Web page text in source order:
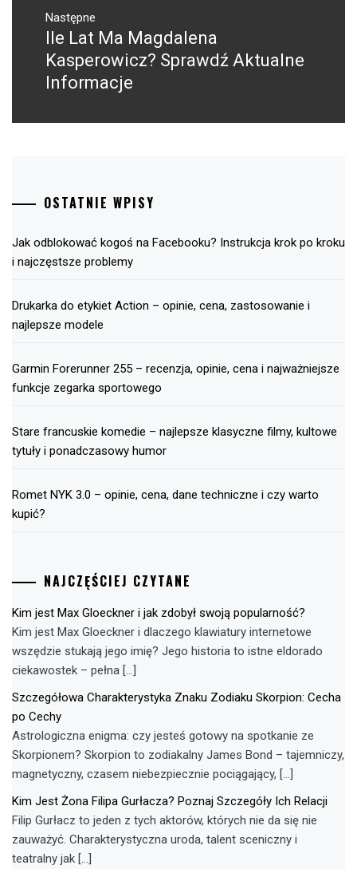
Następne
Następny
post:
Ile Lat Ma Magdalena
Kasperowicz? Sprawdź Aktualne
Informacje
OSTATNIE WPISY
Jak odblokować kogoś na Facebooku? Instrukcja krok po kroku
i najczęstsze problemy
Drukarka do etykiet Action – opinie, cena, zastosowanie i
najlepsze modele
Garmin Forerunner 255 – recenzja, opinie, cena i najważniejsze
funkcje zegarka sportowego
Stare francuskie komedie – najlepsze klasyczne filmy, kultowe
tytuły i ponadczasowy humor
Romet NYK 3.0 – opinie, cena, dane techniczne i czy warto
kupić?
NAJCZĘŚCIEJ CZYTANE
Kim jest Max Gloeckner i jak zdobył swoją popularność?
Kim jest Max Gloeckner i dlaczego klawiatury internetowe
wszędzie stukają jego imię? Jego historia to istne eldorado
ciekawostek – pełna […]
Szczegółowa Charakterystyka Znaku Zodiaku Skorpion: Cecha
po Cechy
Astrologiczna enigma: czy jesteś gotowy na spotkanie ze
Skorpionem? Skorpion to zodiakalny James Bond – tajemniczy,
magnetyczny, czasem niebezpiecznie pociągający, […]
Kim Jest Żona Filipa Gurłacza? Poznaj Szczegóły Ich Relacji
Filip Gurłacz to jeden z tych aktorów, których nie da się nie
zauważyć. Charakterystyczna uroda, talent sceniczny i
teatralny jak […]